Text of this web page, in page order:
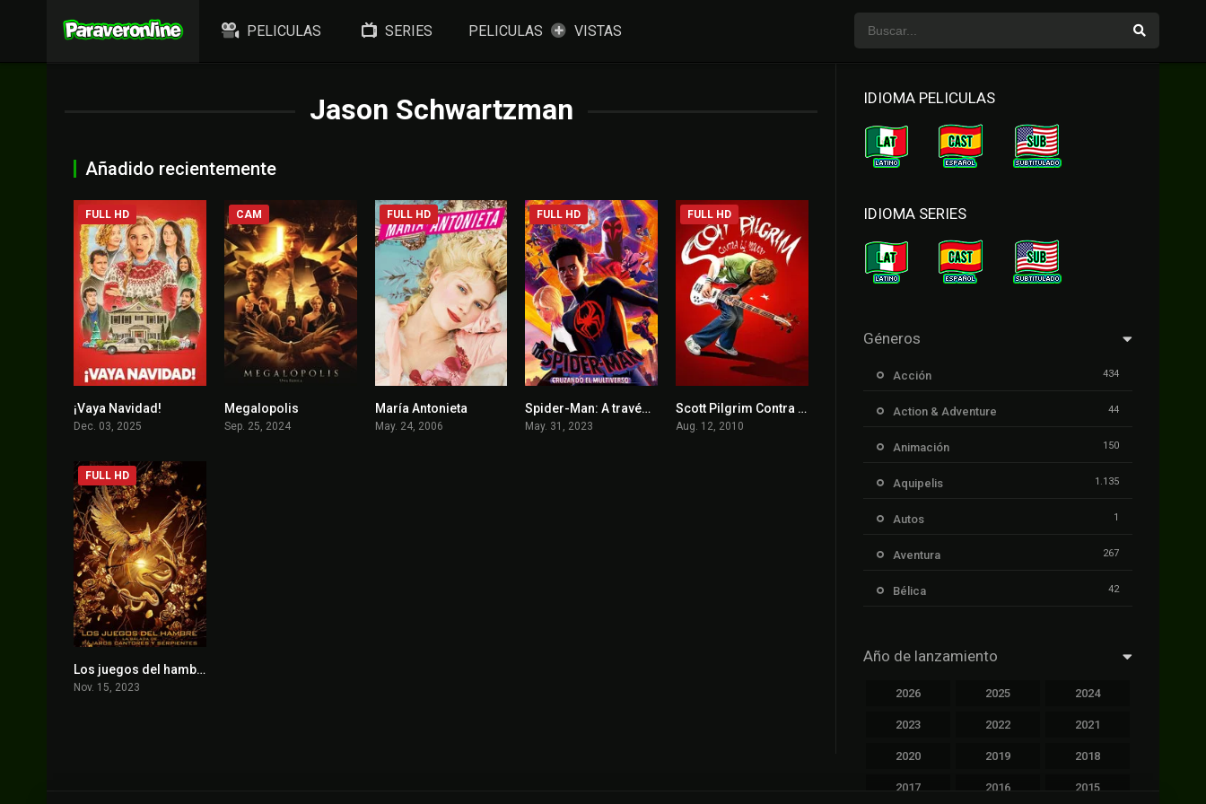
PELICULAS SERIES PELICULAS VISTAS
Jason Schwartzman
Añadido recientemente
FULL HD
¡Vaya Navidad!
Dec. 03, 2025
CAM
Megalopolis
Sep. 25, 2024
FULL HD
María Antonieta
May. 24, 2006
8.6
FULL HD
Spider-Man: A través del Spider-Verso
May. 31, 2023
7.5
FULL HD
Scott Pilgrim Contra El Mundo
Aug. 12, 2010
7.2
FULL HD
Los juegos del hambre: La balada de pájaros cantores y serpientes
Nov. 15, 2023
IDIOMA PELICULAS
IDIOMA SERIES
Géneros
Acción 434
Action & Adventure 44
Animación 150
Aquipelis 1.135
Autos 1
Aventura 267
Bélica 42
Cinecalidad
Cinetux 1.139
Año de lanzamiento
2026 2025 2024
2023 2022 2021
2020 2019 2018
2017 2016 2015